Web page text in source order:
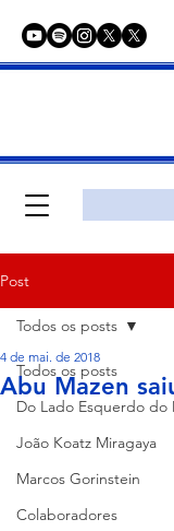
Post
Todos os posts
Do Lado Esquerdo do
João Koatz Miragaya
Marcos Gorinstein
Colaboradores
Todos os posts
Abu Mazen
4 de mai. de 2018